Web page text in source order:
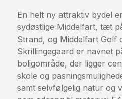
En helt ny attraktiv bydel
sydøstlige Middelfart, tæt
Strand, og Middelfart Golf
Skrillingegaard er navnet
boligområde, der ligger
skole og
samt selvfølgelig natur og